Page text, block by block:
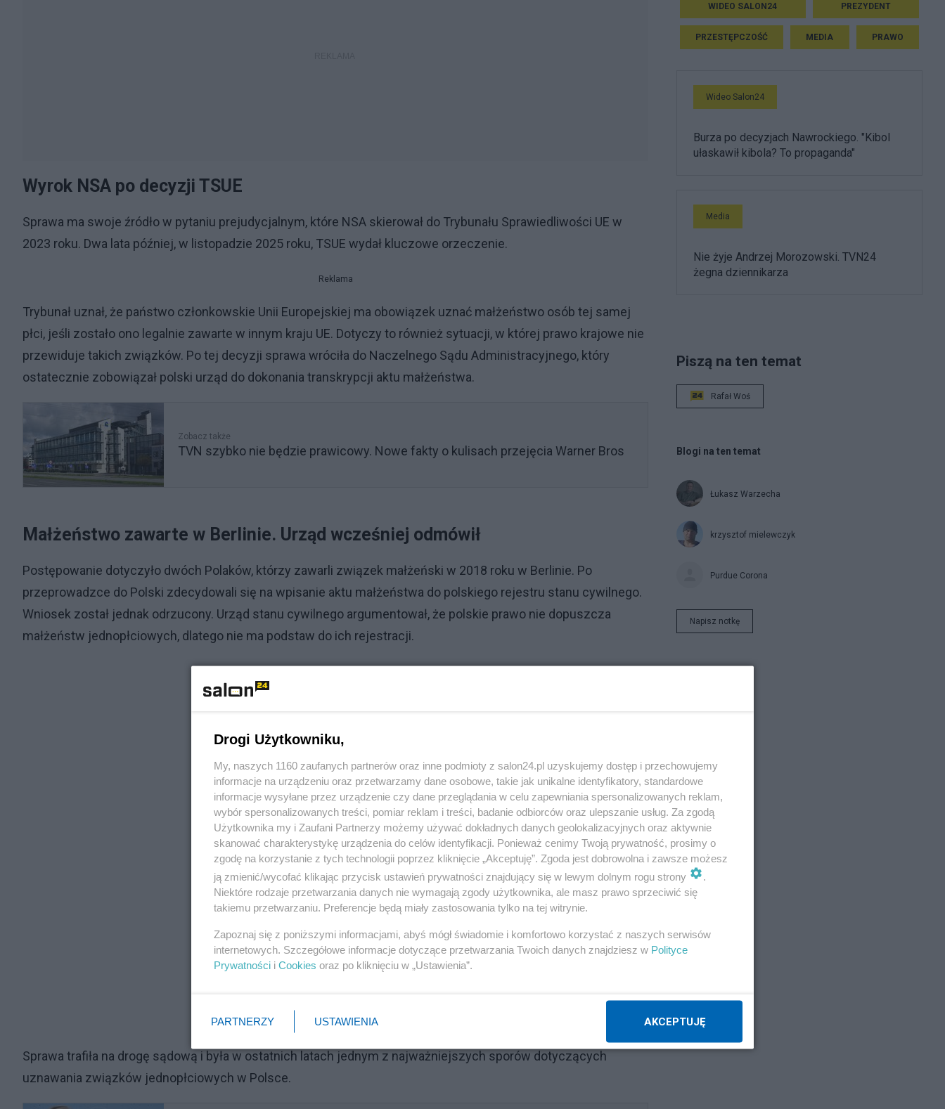
Wyrok NSA po decyzji TSUE
Sprawa ma swoje źródło w pytaniu prejudycjalnym, które NSA skierował do Trybunału Sprawiedliwości UE w
2023 roku. Dwa lata później, w listopadzie 2025 roku, TSUE wydał kluczowe orzeczenie.
Reklama
Trybunał uznał, że państwo członkowskie Unii Europejskiej ma obowiązek uznać małżeństwo osób tej samej
płci, jeśli zostało ono legalnie zawarte w innym kraju UE. Dotyczy to również sytuacji, w której prawo krajowe nie
przewiduje takich związków. Po tej decyzji sprawa wróciła do Naczelnego Sądu Administracyjnego, który
ostatecznie zobowiązał polski urząd do dokonania transkrypcji aktu małżeństwa.
Zobacz także
TVN szybko nie będzie prawicowy. Nowe fakty o kulisach przejęcia Warner Bros
Małżeństwo zawarte w Berlinie. Urząd wcześniej odmówił
Postępowanie dotyczyło dwóch Polaków, którzy zawarli związek małżeński w 2018 roku w Berlinie. Po
przeprowadzce do Polski zdecydowali się na wpisanie aktu małżeństwa do polskiego rejestru stanu cywilnego.
Wniosek został jednak odrzucony. Urząd stanu cywilnego argumentował, że polskie prawo nie dopuszcza
małżeństw jednopłciowych, dlatego nie ma podstaw do ich rejestracji.
Reklama
Sprawa trafiła na drogę sądową i była w ostatnich latach jednym z najważniejszych sporów dotyczących
uznawania związków jednopłciowych w Polsce.
WIDEO SALON24 PREZYDENT
PRZESTĘPCZOŚĆ MEDIA PRAWO
Wideo Salon24
Burza po decyzjach Nawrockiego. "Kibol
ułaskawił kibola? To propaganda"
Media
Nie żyje Andrzej Morozowski. TVN24
żegna dziennikarza
Piszą na ten temat
Rafał Woś
Blogi na ten temat
Łukasz Warzecha
krzysztof mielewczyk
Purdue Corona
Napisz notkę
Drogi Użytkowniku,
My, naszych 1160 zaufanych partnerów oraz inne podmioty z salon24.pl uzyskujemy dostęp i przechowujemy
informacje na urządzeniu oraz przetwarzamy dane osobowe, takie jak unikalne identyfikatory, standardowe
informacje wysyłane przez urządzenie czy dane przeglądania w celu zapewniania spersonalizowanych reklam,
wybór spersonalizowanych treści, pomiar reklam i treści, badanie odbiorców oraz ulepszanie usług. Za zgodą
Użytkownika my i Zaufani Partnerzy możemy używać dokładnych danych geolokalizacyjnych oraz aktywnie
skanować charakterystykę urządzenia do celów identyfikacji. Ponieważ cenimy Twoją prywatność, prosimy o
zgodę na korzystanie z tych technologii poprzez kliknięcie „Akceptuję”. Zgoda jest dobrowolna i zawsze możesz
ją zmienić/wycofać klikając przycisk ustawień prywatności znajdujący się w lewym dolnym rogu strony
.
Niektóre rodzaje przetwarzania danych nie wymagają zgody użytkownika, ale masz prawo sprzeciwić się
takiemu przetwarzaniu. Preferencje będą miały zastosowania tylko na tej witrynie.
Zapoznaj się z poniższymi informacjami, abyś mógł świadomie i komfortowo korzystać z naszych serwisów
internetowych. Szczegółowe informacje dotyczące przetwarzania Twoich danych znajdziesz w Polityce
Prywatności i Cookies oraz po kliknięciu w „Ustawienia”.
PARTNERZY USTAWIENIA AKCEPTUJĘ